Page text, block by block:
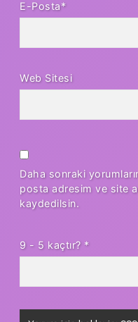
E-Posta*
Web Sitesi
Daha sonraki
posta adresim ve site
kaydedilsin.
9 - 5 kaçtır? *